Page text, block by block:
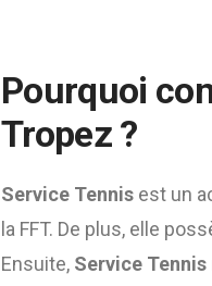
Pourquoi
Tropez ?
Service Tennis est un
la FFT. De plus, elle
Ensuite, Service Tennis